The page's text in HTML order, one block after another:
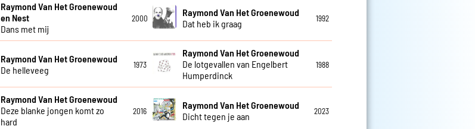
Raymond Van Het Groenewoud
en Nest
Dans met mij
2000
Raymond Van Het Groenewoud
Dat heb ik graag
1992
Raymond Van Het Groenewoud
De helleveeg
1973
Raymond Van Het Groenewoud
De lotgevallen van Engelbert
Humperdinck
1988
Raymond Van Het Groenewoud
Deze blanke jongen komt zo
hard
2016
Raymond Van Het Groenewoud
Dicht tegen je aan
2023